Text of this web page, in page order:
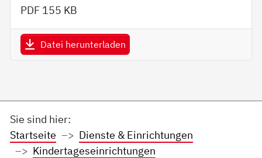
PDF 155 KB
Datei herunterladen
Sie sind hier:
Startseite
Dienste & Einrichtungen
Kindertageseinrichtungen